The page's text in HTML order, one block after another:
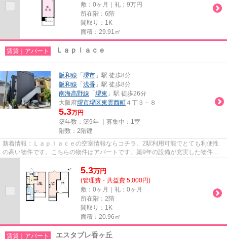
敷：0ヶ月｜礼：9万円
所在階：6階
間取り：1K
面積：29.91㎡
賃貸｜アパート Ｌａｐｌａｃｅ
阪和線 「 堺市 」駅 徒歩8分
阪和線 「 浅香 」駅 徒歩8分
南海高野線 「 堺東 」駅 徒歩26分
大阪府堺市堺区東雲西町 ４丁３－８
5.3万円
築年数：築9年 ｜募集中： 1室
階数：2階建
新着情報：Ｌａｐｌａｃｅの空室情報ならコチラ。2駅利用可能でとても利便性
の高い物件です。こちらの物件はアパートです。築9年の設備が充実した物件と
5.3万円
(管理費・共益費 5,000円)
敷：0ヶ月｜礼：0ヶ月
所在階：2階
間取り：1K
面積：20.96㎡
賃貸｜アパート エスタブレ香ヶ丘